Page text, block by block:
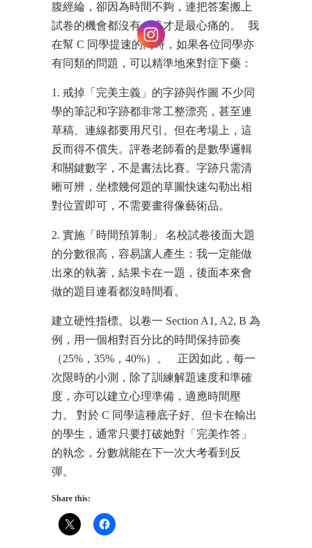
腹經綸，卻因為時間不夠，連把答案搬上
試卷的機會都沒有，這才是最心痛的。 我
在幫 C 同學提速的同時，如果各位同學亦
有同類的問題，可以精準地來對症下藥：
1. 戒掉「完美主義」的字跡與作圖 不少同
學的筆記和字跡都非常工整漂亮，甚至連
草稿、連線都要用尺引。但在考場上，這
反而得不償失。評卷老師看的是數學邏輯
和關鍵數字，不是書法比賽。字跡只需清
晰可辨，坐標幾何題的草圖快速勾勒出相
對位置即可，不需要畫得像藝術品。
2. 實施「時間預算制」 名校試卷後面大題
的分數很高，容易讓人產生：我一定能做
出來的執著，結果卡在一題，後面本來會
做的題目連看都沒時間看。
建立硬性指標。以卷一 Section A1, A2, B 為
例，用一個相對百分比的時間保持節奏
（25%，35%，40%）。 正因如此，每一
次限時的小測，除了訓練解題速度和準確
度，亦可以建立心理準備，適應時間壓
力。 對於 C 同學這種底子好、但卡在輸出
的學生，通常只要打破她對「完美作答」
的執念，分數就能在下一次大考看到反
彈。
Share this: